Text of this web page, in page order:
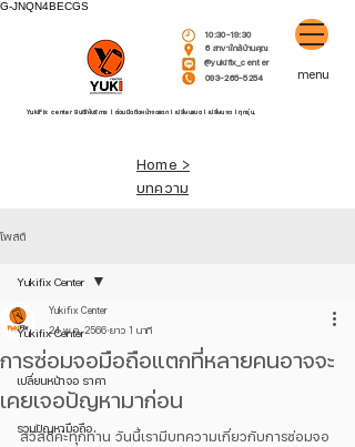
G-JNQN4BECGS
10:30-19:30
6 สาขาใกล้บ้านคุณ
@yukifix_center
093-265-5254
YukiFix center ยินดีให้บริการ l ซ่อมมือถือหน้าจอแตก l เปลี่ยนแบต l เปลี่ยนจอ l ทุกรุ่น.
menu
Home >
บทความ
โพสต์
Yukifix Center
เปลี่ยนหน้าจอ ราคา
รวมปัญหามือถือ
Yukifix Center
การซ่อมจอมือถือแตกที่หลายคนอาจจะ
เคยเจอปัญหามาก่อน
Yukifix Center
24 พ.ค. 2566 ยาว 1 นาที
สวัสดีค่ะทุกท่าน วันนี้เรามีบทความเกี่ยวกับการซ่อมจอ